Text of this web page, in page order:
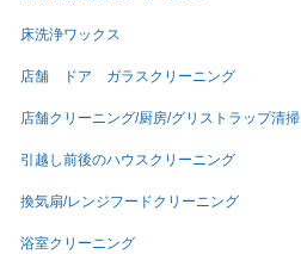
床洗浄ワックス
店舗 ドア ガラスクリーニング
店舗クリーニング/厨房/グリストラップ清掃
引越し前後のハウスクリーニング
換気扇/レンジフードクリーニング
浴室クリーニング